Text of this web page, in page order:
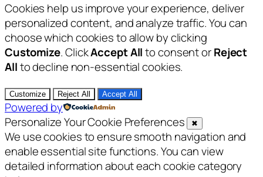
Cookies help us improve your experience, deliver
personalized content, and analyze traffic. You can
choose which cookies to allow by clicking
Customize. ClickAccept Allto consent orReject
Allto decline non-essential cookies.
Customize Reject All Accept All
Powered by
Personalize Your Cookie Preferences
✖
We use cookies to ensure smooth navigation and
enable essential site functions. You can view
detailed information about each cookie category